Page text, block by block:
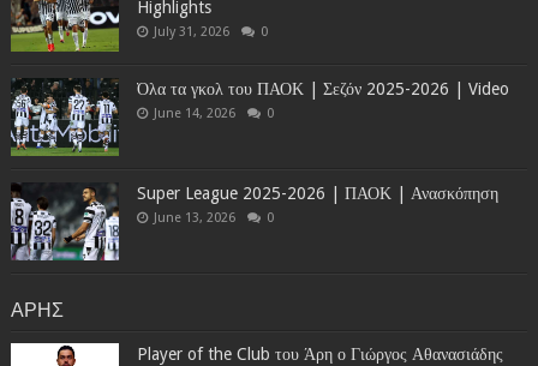
Highlights
July 31, 2026 0
Όλα τα γκολ του ΠΑΟΚ | Σεζόν 2025-2026 | Video
June 14, 2026 0
Super League 2025-2026 | ΠΑΟΚ | Ανασκόπηση
June 13, 2026 0
ΑΡΗΣ
Player of the Club του Άρη ο Γιώργος Αθανασιάδης